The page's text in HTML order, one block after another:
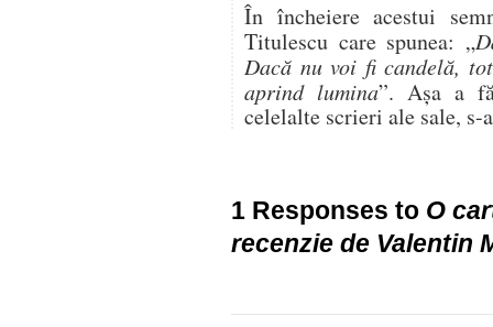
În încheiere acestui
Titulescu care spunea: „
Dacă nu voi fi candelă,
aprind lumina”. Aşa a
celelalte scrieri ale sale,
1 Responses to O
recenzie de Valentin